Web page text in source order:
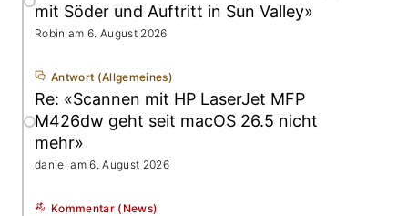
mit Söder und Auftritt in Sun Valley»
Robin am 6. August 2026
Antwort (Allgemeines)
Re: «Scannen mit HP LaserJet MFP
M426dw geht seit macOS 26.5 nicht
mehr»
daniel am 6. August 2026
Kommentar (News)